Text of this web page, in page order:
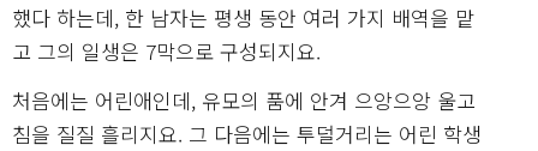
했다 하는데, 한 남자는 평생 동안 여러 가지 배역을 맡
고 그의 일생은 7막으로 구성되지요.
처음에는 어린애인데, 유모의 품에 안겨 으앙으앙 울고
침을 질질 흘리지요. 그 다음에는 투덜거리는 어린 학생